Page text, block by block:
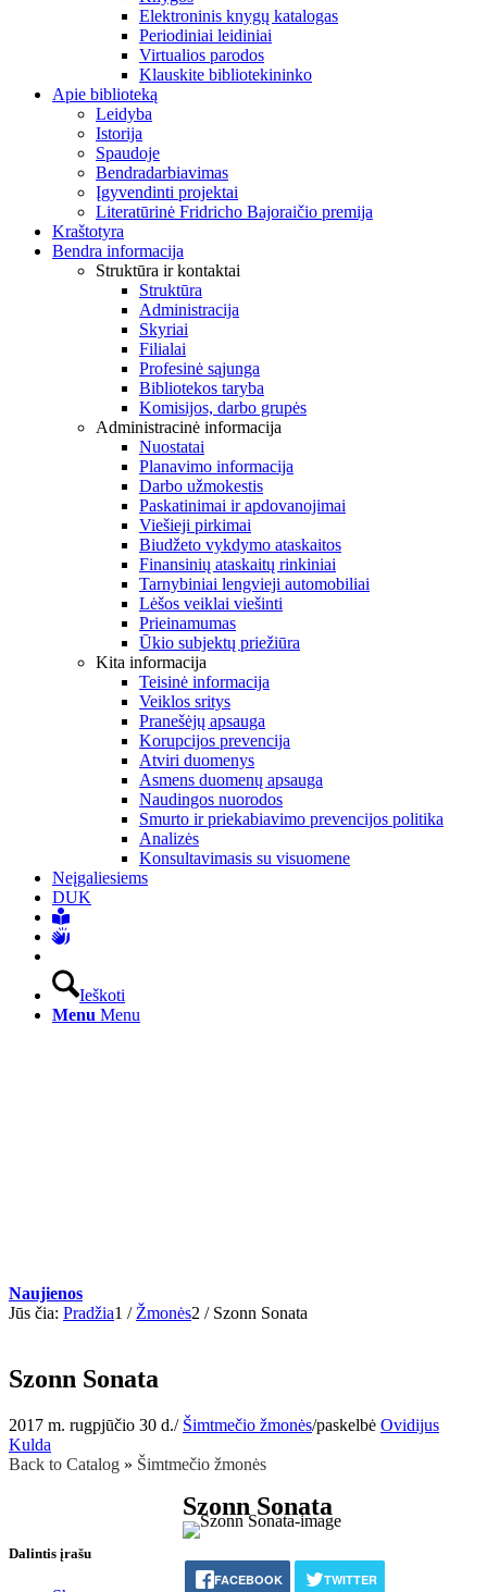
Elektroninis knygų katalogas
Periodiniai leidiniai
Virtualios parodos
Klauskite bibliotekininko
Apie biblioteką
Leidyba
Istorija
Spaudoje
Bendradarbiavimas
Įgyvendinti projektai
Literatūrinė Fridricho Bajoraičio premija
Kraštotyra
Bendra informacija
Struktūra ir kontaktai
Struktūra
Administracija
Skyriai
Filialai
Profesinė sąjunga
Bibliotekos taryba
Komisijos, darbo grupės
Administracinė informacija
Nuostatai
Planavimo informacija
Darbo užmokestis
Paskatinimai ir apdovanojimai
Viešieji pirkimai
Biudžeto vykdymo ataskaitos
Finansinių ataskaitų rinkiniai
Tarnybiniai lengvieji automobiliai
Lėšos veiklai viešinti
Prieinamumas
Ūkio subjektų priežiūra
Kita informacija
Teisinė informacija
Veiklos sritys
Pranešėjų apsauga
Korupcijos prevencija
Atviri duomenys
Asmens duomenų apsauga
Naudingos nuorodos
Smurto ir priekabiavimo prevencijos politika
Analizės
Konsultavimasis su visuomene
Neįgaliesiems
DUK
Ieškoti
Menu Menu
Naujienos
Jūs čia: Pradžia1 / Žmonės2 / Szonn Sonata
Szonn Sonata
2017 m. rugpjūčio 30 d./ Šimtmečio žmonės/paskelbė Ovidijus
Kulda
Back to Catalog
Šimtmečio žmonės
Szonn Sonata
FACEBOOK TWITTER
Dalintis įrašu